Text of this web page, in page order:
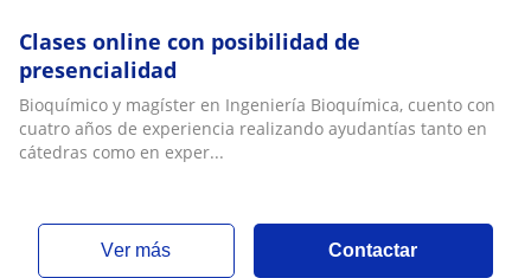
Clases online con posibilidad de
presencialidad
Bioquímico y magíster en Ingeniería Bioquímica, cuento con
cuatro años de experiencia realizando ayudantías tanto en
cátedras como en exper...
ver más Contactar